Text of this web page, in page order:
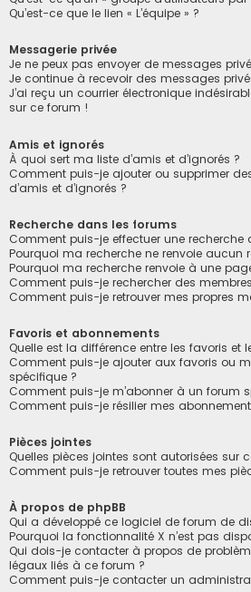
Qu’est-ce que le lien « L’équipe » ?
Messagerie privée
Je ne peux pas envoyer de messages
Je continue à recevoir des messages
J’ai reçu un courrier électronique
sur ce forum !
Amis et ignorés
À quoi sert ma liste d’amis et d’ignorés ?
Comment puis-je ajouter ou supprimer
d’amis et d’ignorés ?
Recherche dans les forums
Comment puis-je effectuer une
Pourquoi ma recherche ne renvoie aucun
Pourquoi ma recherche renvoie à une
Comment puis-je rechercher des
Comment puis-je retrouver mes propres
Favoris et abonnements
Quelle est la différence entre les favoris et
Comment puis-je ajouter aux favoris ou
spécifique ?
Comment puis-je m’abonner à un forum
Comment puis-je résilier mes
Pièces jointes
Quelles pièces jointes sont autorisées sur
Comment puis-je retrouver toutes mes
À propos de phpBB
Qui a développé ce logiciel de forum de
Pourquoi la fonctionnalité X n’est pas
Qui dois-je contacter à propos de
légaux liés à ce forum ?
Comment puis-je contacter un